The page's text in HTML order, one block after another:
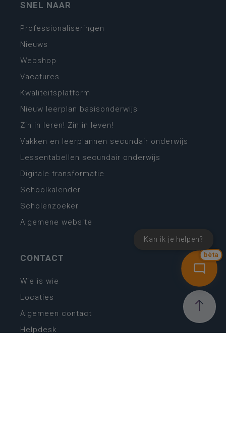
bèta
Kan ik je helpen?
SNEL NAAR
Professionaliseringen
Nieuws
Webshop
Vacatures
Kwaliteitsplatform
Nieuw leerplan basisonderwijs
Zin in leren! Zin in leven!
Vakken en leerplannen secundair onderwijs
Lessentabellen secundair onderwijs
Digitale transformatie
Schoolkalender
Scholenzoeker
Algemene website
CONTACT
Wie is wie
Locaties
Algemeen contact
Helpdesk